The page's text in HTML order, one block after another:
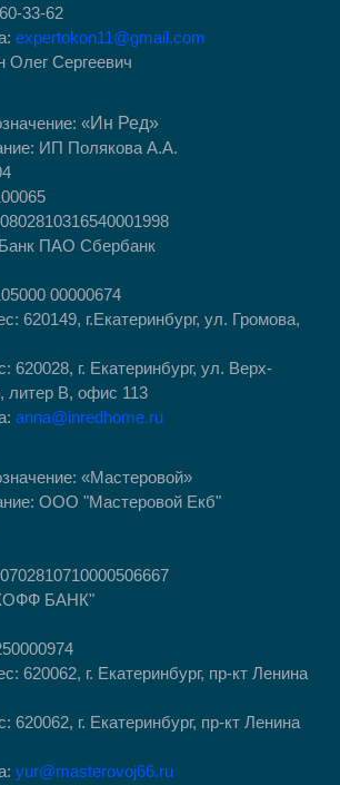
33-62
expertokon11@gmail.com
Олег Сергеевич
«Ин Ред»
ИП Полякова А.А.
ПАО Сбербанк
00000674
620149, г.Екатеринбург, ул. Громова,
620028, г. Екатеринбург, ул. Верх-
литер В, офис 113
anna@inredhome.ru
«Мастеровой»
ООО "Мастеровой Екб"
БАНК"
​620062, г. Екатеринбург, пр-кт Ленина
620062, г. Екатеринбург, пр-кт Ленина
yur@masterovoj66.ru